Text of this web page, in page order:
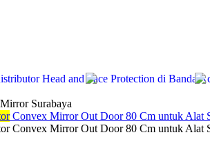
Head and Face Protection di Banda
Surabaya
Convex Mirror Out Door 80 Cm untuk Alat
Convex Mirror Out Door 80 Cm untuk Alat